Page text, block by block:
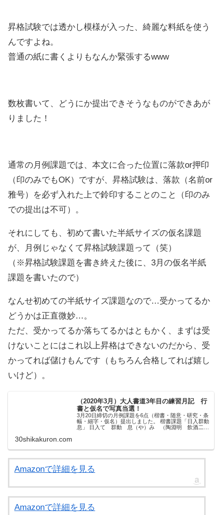
昇格試験では透かし模様が入った、綺麗な料紙を使う
んですよね。
普通の紙に書くよりもなんか緊張するwww
数枚書いて、どうにか提出できそうなものができあが
りました！
通常の月例課題では、本文に合った位置に落款or押印
（印のみでもOK）ですが、昇格試験は、落款（名前or
雅号）を必ず入れた上で鈴印することのこと（印のみ
での提出は不可）。
それにしても、初めて書いた半紙サイズの仮名課題
が、月例じゃなくて昇格試験課題って（笑）
（※昇格試験課題を書き終えた後に、3月の仮名半紙
課題を書いたので）
なんせ初めての半紙サイズ課題なので…受かってるか
どうかは正直微妙…。
ただ、受かってるか落ちてるかはともかく、まずは受
けないことにはこれ以上昇格はできないのだから、受
かってれば儲けもんです（もちろん合格してれば嬉し
いけど）。
（2020年3月）大人書道3年目の練習月記 行
書と仮名で写真当選！
3月20日締切の月例課題を6点（楷書・随意・研究・条
幅・細字・仮名）提出しました。 楷書課題「日入群動
息」 日入て 群動 息（や）み （陶淵明 飲酒二十
30shikakuron.com
Amazonで詳細を見る
Amazonで詳細を見る